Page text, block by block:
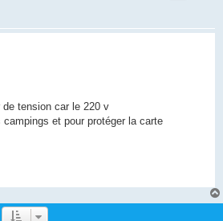
de tension car le 220 v
et pour protéger la carte